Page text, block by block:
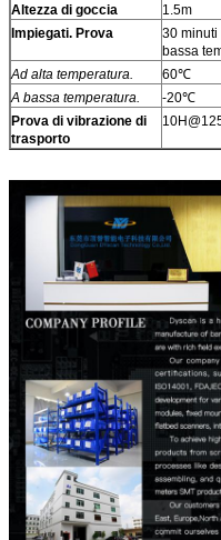
Altezza di goccia
1.5m
Impiegati. Prova
30 minuti
bassa
Ad alta temperatura.
60℃
A bassa temperatura.
-20℃
Prova di vibrazione di
trasporto